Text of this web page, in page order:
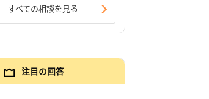
すべての相談を見る
注目の回答